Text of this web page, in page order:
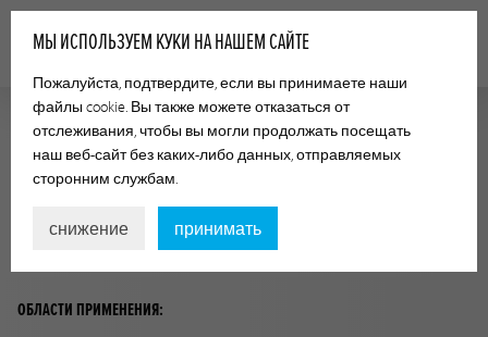
РУКОВОДСТВО ПО ПРИМЕНЕНИЮ
Найдите нужный продукт для своей области
применения, пользуясь приведенными ниже
ОБЛАСТИ ПРИМЕНЕНИЯ:
МЫ ИСПОЛЬЗУЕМ КУКИ НА НАШЕМ САЙТЕ
Пожалуйста, подтвердите, если вы принимаете наши
файлы cookie. Вы также можете отказаться от
отслеживания, чтобы вы могли продолжать посещать
наш веб-сайт без каких-либо данных, отправляемых
сторонним службам.
снижение принимать